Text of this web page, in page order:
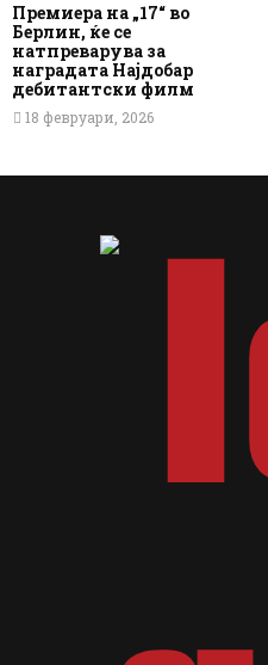
Премиера на „17“ во
Берлин, ќе се
натпреварува за
наградата Најдобар
дебитантски филм
18 февруари, 2026